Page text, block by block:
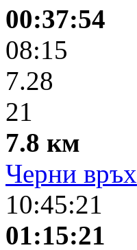
00:37:54
08:15
7.28
21
7.8 км
Черни връх
10:45:21
01:15:21